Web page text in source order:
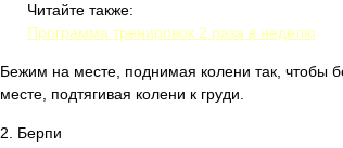
Читайте также:
Программа тренировок 2 раза в неделю
Бежим на месте, поднимая колени так, чтобы
месте, подтягивая колени к груди.
2. Берпи